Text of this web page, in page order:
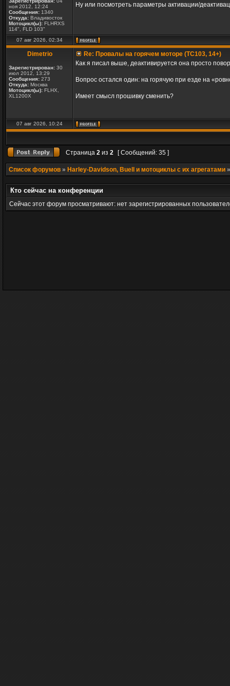
ноя 2012, 12:24
Сообщения: 1340
Откуда: Владивосток
Мотоцикл(ы): FLHRXS
114", FLD 103"
Ну или посмотреть параметры активации/
07 авг 2026, 02:34
Dimetrio
Зарегистрирован: 30
июл 2012, 13:29
Сообщения: 273
Откуда: Москва
Мотоцикл(ы): FLHX,
XL1200X
Re: Провалы на горячем моторе (TC103, 14+)
Как я писал выше, деактивируется она просто
Вопрос остался один: на горячую при езде на
Имеет смысл прошивку сменить?
07 авг 2026, 10:24
Страница 2 из 2 [ Сообщений: 35 ]
Список форумов » Harley-Davidson, Buell и мотоциклы с их агрегатами
Кто сейчас на конференции
Сейчас этот форум просматривают: нет зарегистрированных